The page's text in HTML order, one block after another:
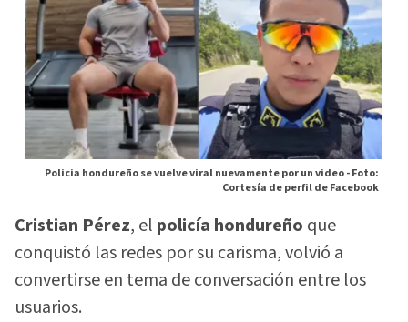
Policia hondureño se vuelve viral nuevamente por un video -Foto:
Cortesía de perfil de Facebook
Cristian Pérez, el policía hondureño que
conquistó las redes por su carisma, volvió a
convertirse en tema de conversación entre los
usuarios.